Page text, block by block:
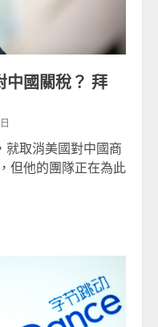
中國關稅？ 拜
就取消美國對中國商
但他的團隊正在為此